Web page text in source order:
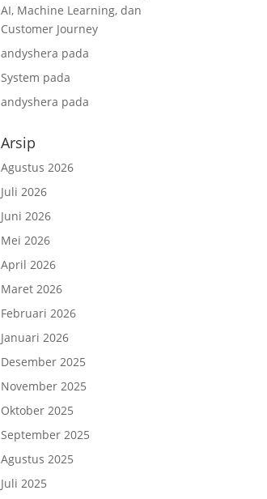
AI, Machine Learning, dan
Customer Journey
andyshera pada
System pada
andyshera pada
Arsip
Agustus 2026
Juli 2026
Juni 2026
Mei 2026
April 2026
Maret 2026
Februari 2026
Januari 2026
Desember 2025
November 2025
Oktober 2025
September 2025
Agustus 2025
Juli 2025